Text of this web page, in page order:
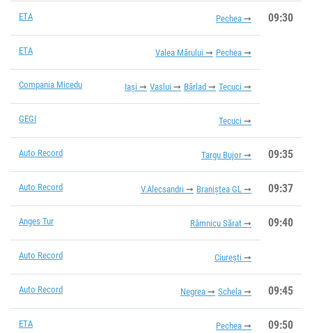
ETA Pechea 09:30
ETA Valea Mărului Pechea
Compania Micedu Iași Vaslui Bârlad Tecuci
GEGI Tecuci
Auto Record Targu Bujor 09:35
Auto Record V.Alecsandri Braniștea GL 09:37
Anges Tur Râmnicu Sărat 09:40
Auto Record Ciurești
Auto Record Negrea Schela 09:45
ETA Pechea 09:50